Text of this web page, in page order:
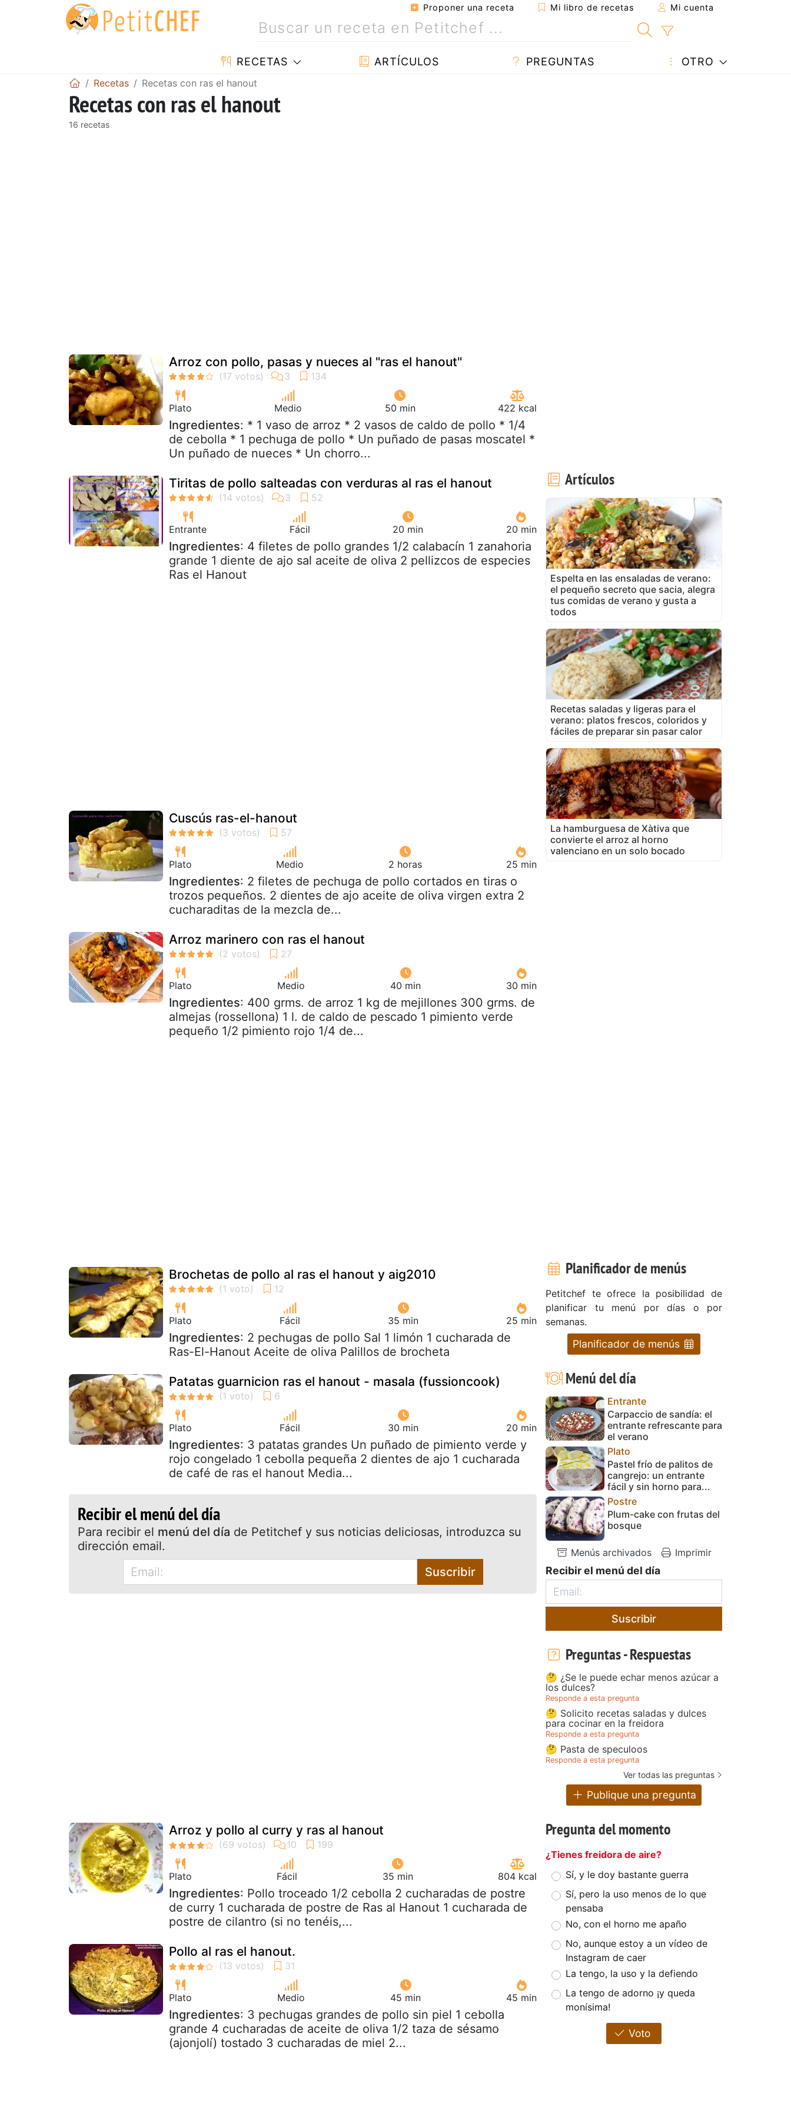
Proponer una receta Mi libro de recetas Mi cuenta
RECETAS ARTÍCULOS PREGUNTAS OTRO
Recetas Recetas con ras el hanout
Recetas con ras el hanout
16 recetas
Arroz con pollo, pasas y nueces al "ras el hanout"
Plato Medio 50 min 422 kcal
Ingredientes: * 1 vaso de arroz * 2 vasos de caldo de pollo * 1/4
de cebolla * 1 pechuga de pollo * Un puñado de pasas moscatel *
Un puñado de nueces * Un chorro...
Tiritas de pollo salteadas con verduras al ras el hanout
Entrante Fácil 20 min 20 min
Ingredientes: 4 filetes de pollo grandes 1/2 calabacín 1 zanahoria
grande 1 diente de ajo sal aceite de oliva 2 pellizcos de especies
Ras el Hanout
Cuscús ras-el-hanout
Plato Medio 2 horas 25 min
Ingredientes: 2 filetes de pechuga de pollo cortados en tiras o
trozos pequeños. 2 dientes de ajo aceite de oliva virgen extra 2
cucharaditas de la mezcla de...
Arroz marinero con ras el hanout
Plato Medio 40 min 30 min
Ingredientes: 400 grms. de arroz 1 kg de mejillones 300 grms. de
almejas (rossellona) 1 l. de caldo de pescado 1 pimiento verde
pequeño 1/2 pimiento rojo 1/4 de...
Brochetas de pollo al ras el hanout y aig2010
Plato Fácil 35 min 25 min
Ingredientes: 2 pechugas de pollo Sal 1 limón 1 cucharada de
Ras-El-Hanout Aceite de oliva Palillos de brocheta
Patatas guarnicion ras el hanout - masala (fussioncook)
Plato Fácil 30 min 20 min
Ingredientes: 3 patatas grandes Un puñado de pimiento verde y
rojo congelado 1 cebolla pequeña 2 dientes de ajo 1 cucharada
de café de ras el hanout Media...
Recibir el menú del día
Para recibir el menú del día de Petitchef y sus noticias deliciosas, introduzca su
dirección email.
Suscribir
Arroz y pollo al curry y ras al hanout
Plato Fácil 35 min 804 kcal
Ingredientes: Pollo troceado 1/2 cebolla 2 cucharadas de postre
de curry 1 cucharada de postre de Ras al Hanout 1 cucharada de
postre de cilantro (si no tenéis,...
Pollo al ras el hanout.
Plato Medio 45 min 45 min
Ingredientes: 3 pechugas grandes de pollo sin piel 1 cebolla
grande 4 cucharadas de aceite de oliva 1/2 taza de sésamo
(ajonjolí) tostado 3 cucharadas de miel 2...
Artículos
Espelta en las ensaladas de verano:
el pequeño secreto que sacia, alegra
tus comidas de verano y gusta a
todos
Recetas saladas y ligeras para el
verano: platos frescos, coloridos y
fáciles de preparar sin pasar calor
La hamburguesa de Xàtiva que
convierte el arroz al horno
valenciano en un solo bocado
Planificador de menús
Petitchef te ofrece la posibilidad de
planificar tu menú por días o por
semanas.
Planificador de menús
Menú del día
Entrante
Carpaccio de sandía: el
entrante refrescante para
el verano
Plato
Pastel frío de palitos de
cangrejo: un entrante
fácil y sin horno para...
Postre
Plum-cake con frutas del
bosque
Menús archivados Imprimir
Recibir el menú del día
Suscribir
Preguntas - Respuestas
🤔 ¿Se le puede echar menos azúcar a
los dulces?
Responde a esta pregunta
🤔 Solicito recetas saladas y dulces
para cocinar en la freidora
Responde a esta pregunta
🤔 Pasta de speculoos
Responde a esta pregunta
Ver todas las preguntas
Publique una pregunta
Pregunta del momento
¿Tienes freidora de aire?
Sí, y le doy bastante guerra
Sí, pero la uso menos de lo que
pensaba
No, con el horno me apaño
No, aunque estoy a un vídeo de
Instagram de caer
La tengo, la uso y la defiendo
La tengo de adorno ¡y queda
monísima!
Voto